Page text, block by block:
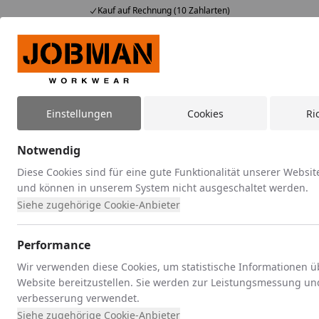
Einstellungen Cookies
Notwendig
Diese Cookies sind für eine gute Funktionalität unserer
und können in unserem System nicht ausgeschaltet werden.
Siehe zugehörige Cookie-Anbieter
Performance
Wir verwenden diese Cookies, um statistische Informationen
Website bereitzustellen. Sie werden zur Leistungsmessung
verbesserung verwendet.
Siehe zugehörige Cookie-Anbieter
Kauf auf Rechnung (10 Zahlarten)
Alle Produkte
Mein Konto
Suchen
Startseite
Registrierungs- & Datenschutzbestimmungen
Registrierungs- und
Datenschutzbestimmungen
Registrierung als Nutzer
(1) Ihre Registrierung zu unserem Handelssystem erfolgt
kostenlos. Ein Anspruch auf Zulassung zu unserem
Handelssystem besteht nicht. Teilnahmeberechtigt sind
ausschließlich unbeschränkt geschäftsfähige Personen.
Auf unser Verlangen haben Sie uns eine Kopie Ihres